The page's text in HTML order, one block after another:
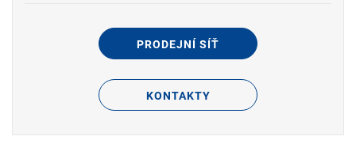
PRODEJNÍ SÍŤ
KONTAKTY